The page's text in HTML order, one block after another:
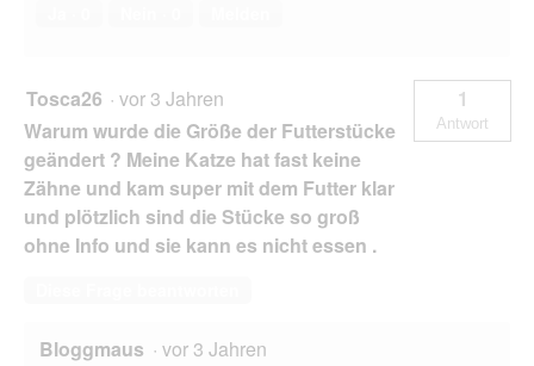
Tosca26 · vor 3 Jahren
Warum wurde die Größe der Futterstücke
geändert ? Meine Katze hat fast keine
Zähne und kam super mit dem Futter klar
und plötzlich sind die Stücke so groß
ohne Info und sie kann es nicht essen .
1
Antwort
Bloggmaus · vor 3 Jahren